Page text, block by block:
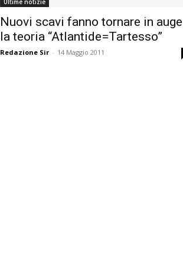
Ultime notizie
Nuovi scavi fanno tornare in auge
la teoria “Atlantide=Tartesso”
Redazione Sir - 14 Maggio 2011